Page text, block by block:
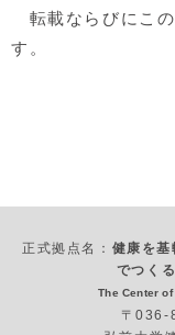
転載ならびにこの
す。
正式拠点名： 健康を
でつく
The Center
〒036-